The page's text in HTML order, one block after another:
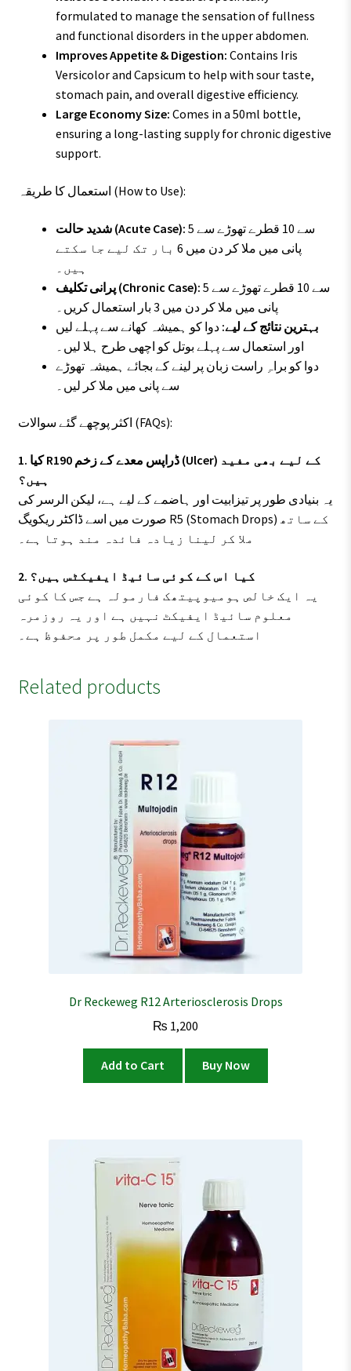
formulated to manage the sensation of fullness
and functional disorders in the upper abdomen.
Improves Appetite & Digestion: Contains Iris
Versicolor and Capsicum to help with sour taste,
stomach pain, and overall digestive efficiency.
Large Economy Size: Comes in a 50ml bottle,
ensuring a long-lasting supply for chronic digestive
support.
استعمال کا طریقہ (How to Use):
شدید حالت (Acute Case): 5 سے 10 قطرے تھوڑے سے
پانی میں ملا کر دن میں 6 بار تک لیے جا سکتے
ہیں۔
پرانی تکلیف (Chronic Case): 5 سے 10 قطرے تھوڑے سے
پانی میں ملا کر دن میں 3 بار استعمال کریں۔
بہترین نتائج کے لیے: دوا کو ہمیشہ کھانے سے پہلے لیں
اور استعمال سے پہلے بوتل کو اچھی طرح ہلا لیں۔
دوا کو براہِ راست زبان پر لینے کے بجائے ہمیشہ تھوڑے
سے پانی میں ملا کر لیں۔
اکثر پوچھے گئے سوالات (FAQs):
1. کیا R190 ڈراپس معدے کے زخم (Ulcer) کے لیے بھی مفید
ہیں؟
یہ بنیادی طور پر تیزابیت اور ہاضمے کے لیے ہے، لیکن الرسر کی
صورت میں اسے ڈاکٹر ریکویگ R5 (Stomach Drops) کے ساتھ
ملا کر لینا زیادہ فائدہ مند ہوتا ہے۔
2. کیا اس کے کوئی سائیڈ ایفیکٹس ہیں؟
یہ ایک خالص ہومیوپیتھک فارمولہ ہے جس کا کوئی
معلوم سائیڈ ایفیکٹ نہیں ہے اور یہ روزمرہ
استعمال کے لیے مکمل طور پر محفوظ ہے۔
Related products
Dr Reckeweg R12 Arteriosclerosis Drops
₨ 1,200
Add to Cart Buy Now